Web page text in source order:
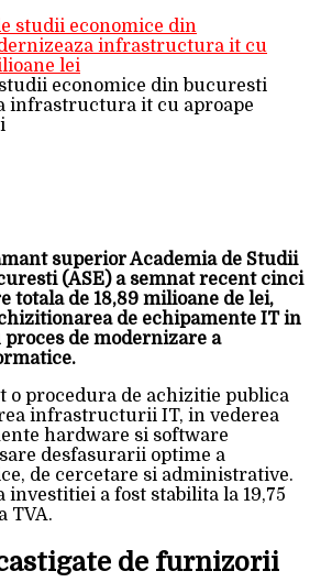
economice din bucuresti
infrastructura it cu aproape
superior Academia de Studii
(ASE) a semnat recent cinci
totala de 18,89 milioane de lei,
de echipamente IT in
de modernizare a
o procedura de achizitie publica
infrastructurii IT, in vederea
hardware si software
desfasurarii optime a
de cercetare si administrative.
investitiei a fost stabilita la 19,75
TVA.
de furnizorii